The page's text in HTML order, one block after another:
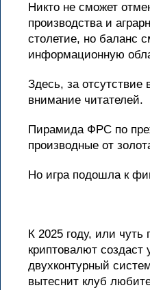
Никто не сможет
производства и
столетие, но баланс
информационную
Здесь, за
внимание читателей.
Пирамида ФРС по
производные от
Но игра подошла к
К 2025 году, или чуть
криптовалют создаст
двухконтурный
вытеснит клуб